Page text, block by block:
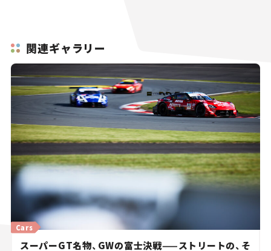
関連ギャラリー
Cars
スーパーGT名物、GWの富士決戦——ストリートの、そ